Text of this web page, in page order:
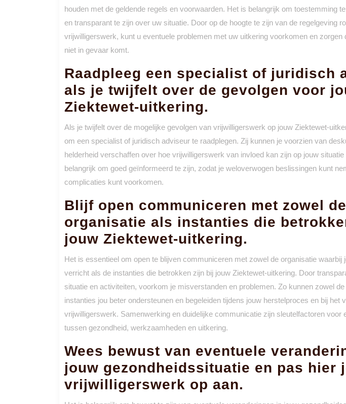
houden met de geldende regels en voorwaarden. Het is belangrijk om toestemming
en transparant te zijn over uw situatie. Door op de hoogte te zijn van de regelgeving
vrijwilligerswerk, kunt u eventuele problemen met uw uitkering voorkomen en zorgen
niet in gevaar komt.
Raadpleeg een specialist of juridisch
als je twijfelt over de gevolgen voor
Ziektewet-uitkering.
Als je twijfelt over de mogelijke gevolgen van vrijwilligerswerk op jouw Ziektewet-
om een specialist of juridisch adviseur te raadplegen. Zij kunnen je voorzien van
helderheid verschaffen over hoe vrijwilligerswerk van invloed kan zijn op jouw
belangrijk om goed geïnformeerd te zijn, zodat je weloverwogen beslissingen kunt
complicaties kunt voorkomen.
Blijf open communiceren met zowel de
organisatie als instanties die
jouw Ziektewet-uitkering.
Het is essentieel om open te blijven communiceren met zowel de organisatie waarbij
verricht als de instanties die betrokken zijn bij jouw Ziektewet-uitkering. Door
situatie en activiteiten, voorkom je misverstanden en problemen. Zo kunnen zowel
instanties jou beter ondersteunen en begeleiden tijdens jouw herstelproces en bij het
vrijwilligerswerk. Samenwerking en duidelijke communicatie zijn sleutelfactoren voor
tussen gezondheid, werkzaamheden en uitkering.
Wees bewust van eventuele
jouw gezondheidssituatie en pas hier
vrijwilligerswerk op aan.